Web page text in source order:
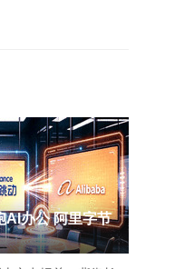
办公 阿里字节